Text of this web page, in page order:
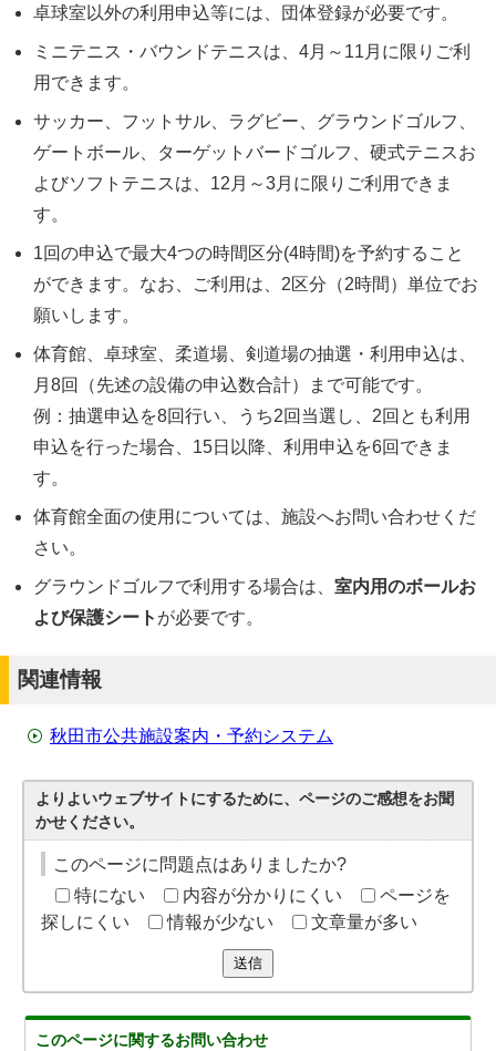
卓球室以外の利用申込等には、団体登録が必要です。
ミニテニス・バウンドテニスは、4月～11月に限りご利
用できます。
サッカー、フットサル、ラグビー、グラウンドゴルフ、
ゲートボール、ターゲットバードゴルフ、硬式テニスお
よびソフトテニスは、12月～3月に限りご利用できま
す。
1回の申込で最大4つの時間区分(4時間)を予約すること
ができます。なお、ご利用は、2区分（2時間）単位でお
願いします。
体育館、卓球室、柔道場、剣道場の抽選・利用申込は、
月8回（先述の設備の申込数合計）まで可能です。
例：抽選申込を8回行い、うち2回当選し、2回とも利用
申込を行った場合、15日以降、利用申込を6回できま
す。
体育館全面の使用については、施設へお問い合わせくだ
さい。
グラウンドゴルフで利用する場合は、 室内用のボールお
よび保護シート が必要です。
関連情報
秋田市公共施設案内・予約システム
よりよいウェブサイトにするために、ページのご感想をお聞
かせください。
このページに問題点はありましたか?
特にない
内容が分かりにくい
ページを
探しにくい
情報が少ない 文章量が多い
送信
このページに関するお問い合わせ